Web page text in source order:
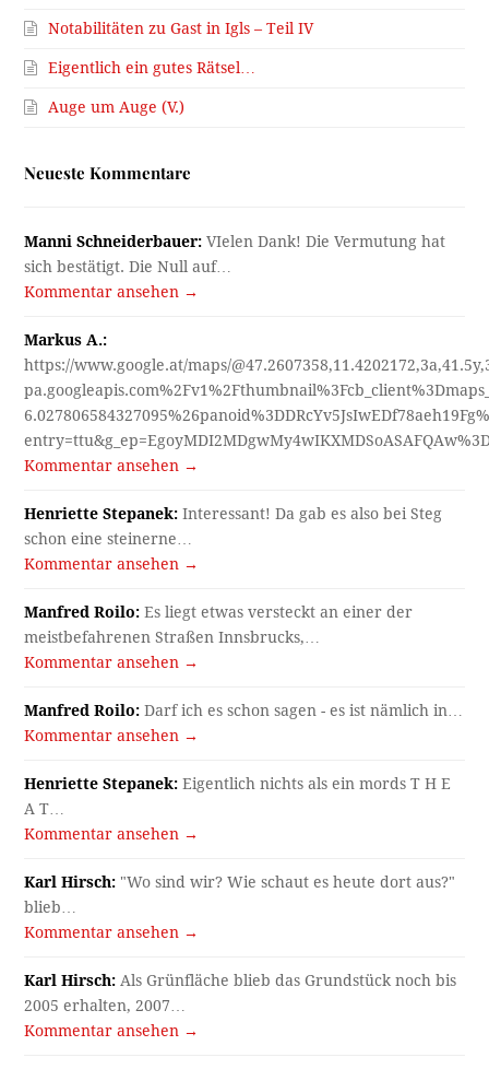
Notabilitäten zu Gast in Igls – Teil IV
Eigentlich ein gutes Rätsel…
Auge um Auge (V.)
Neueste Kommentare
Manni Schneiderbauer: VIelen Dank! Die Vermutung hat
sich bestätigt. Die Null auf…
Kommentar ansehen →
Markus A.:
https://www.google.at/maps/
Kommentar ansehen →
Henriette Stepanek: Interessant! Da gab es also bei Steg
schon eine steinerne…
Kommentar ansehen →
Manfred Roilo: Es liegt etwas versteckt an einer der
meistbefahrenen Straßen Innsbrucks,…
Kommentar ansehen →
Manfred Roilo: Darf ich es schon sagen - es ist nämlich in…
Kommentar ansehen →
Henriette Stepanek: Eigentlich nichts als ein mords T H E
A T…
Kommentar ansehen →
Karl Hirsch: "Wo sind wir? Wie schaut es heute dort aus?"
blieb…
Kommentar ansehen →
Karl Hirsch: Als Grünfläche blieb das Grundstück noch bis
2005 erhalten, 2007…
Kommentar ansehen →